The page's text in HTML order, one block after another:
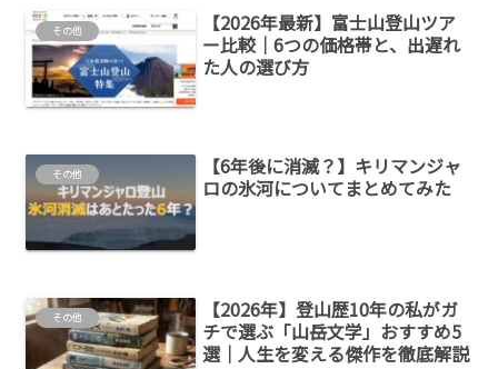
その他
【2026年最新】富士山登山ツア
ー比較｜6つの価格帯と、出遅れ
た人の選び方
その他
【6年後に消滅？】キリマンジャ
ロの氷河についてまとめてみた
その他
【2026年】登山歴10年の私がガ
チで選ぶ「山岳文学」おすすめ5
選｜人生を変える傑作を徹底解説